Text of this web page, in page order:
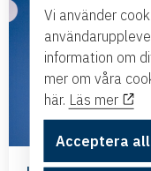
Vi använder
information om
mer om våra
här. Läs mer
Acceptera